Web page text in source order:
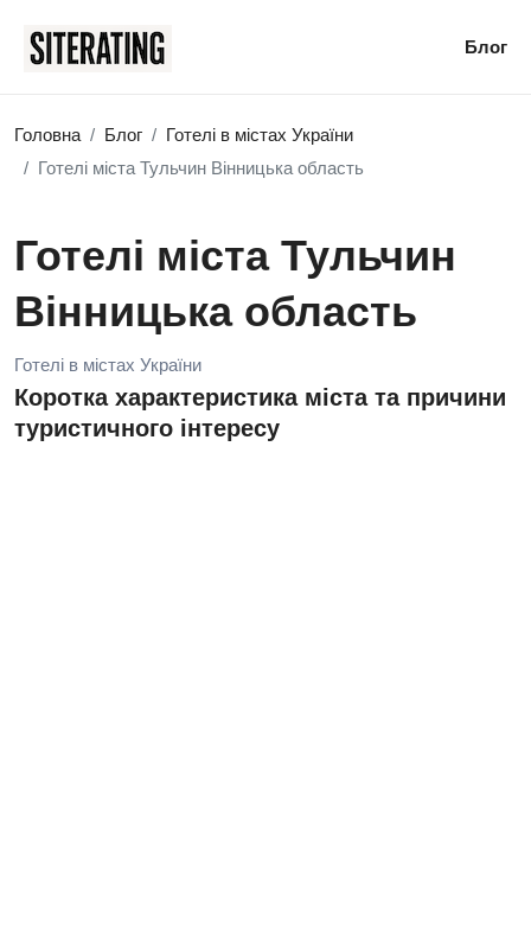
Блог
Головна Блог
Готелі в містах України
Готелі міста Тульчин Вінницька область
Готелі міста Тульчин
Вінницька область
Готелі в містах України
Коротка характеристика міста та причини
туристичного інтересу